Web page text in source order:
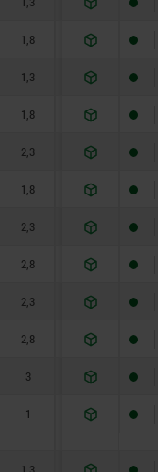
1,8 8
1,3 8
1,8 8
2,3 8
1,8 15
2,3 15
2,8 15
2,3 20
2,8 20
3 20
1 8